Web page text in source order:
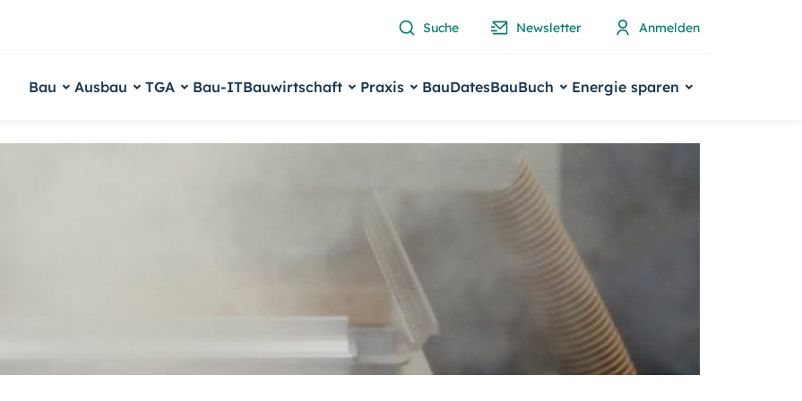
Suche Newsletter Anmelden
Bau Ausbau TGA Bau-ITBauwirtschaft Praxis BauDatesBauBuch Energie sparen